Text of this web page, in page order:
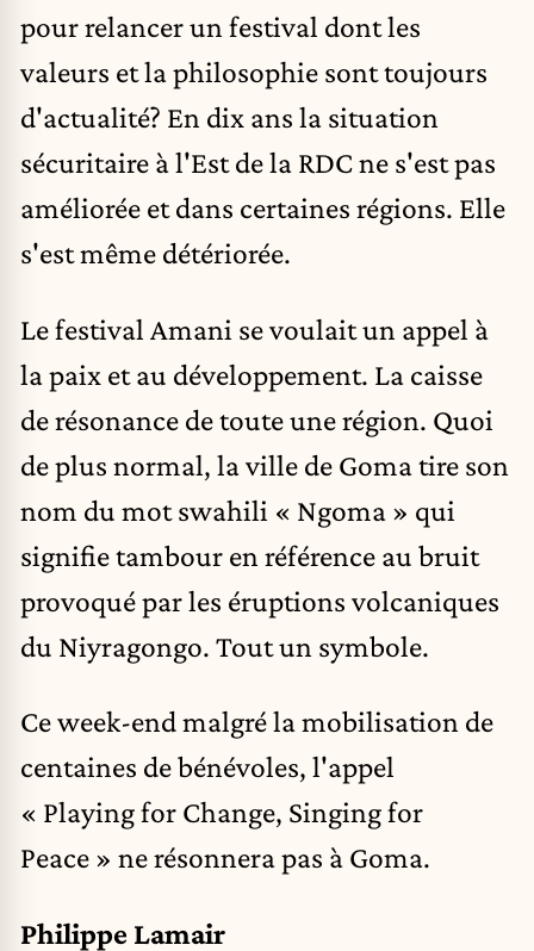
pour relancer un festival dont les
valeurs et la philosophie sont toujours
d'actualité? En dix ans la situation
sécuritaire à l'Est de la RDC ne s'est pas
améliorée et dans certaines régions. Elle
s'est même détériorée.
Le festival Amani se voulait un appel à
la paix et au développement. La caisse
de résonance de toute une région. Quoi
de plus normal, la ville de Goma tire son
nom du mot swahili « Ngoma » qui
signifie tambour en référence au bruit
provoqué par les éruptions volcaniques
du Niyragongo. Tout un symbole.
Ce week-end malgré la mobilisation de
centaines de bénévoles, l'appel
« Playing for Change, Singing for
Peace » ne résonnera pas à Goma.
Philippe Lamair